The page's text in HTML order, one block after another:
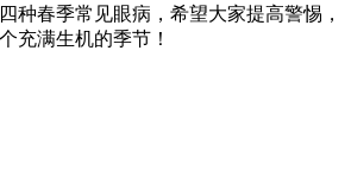
种春季常见眼病，希望大家提高警惕，
充满生机的季节！